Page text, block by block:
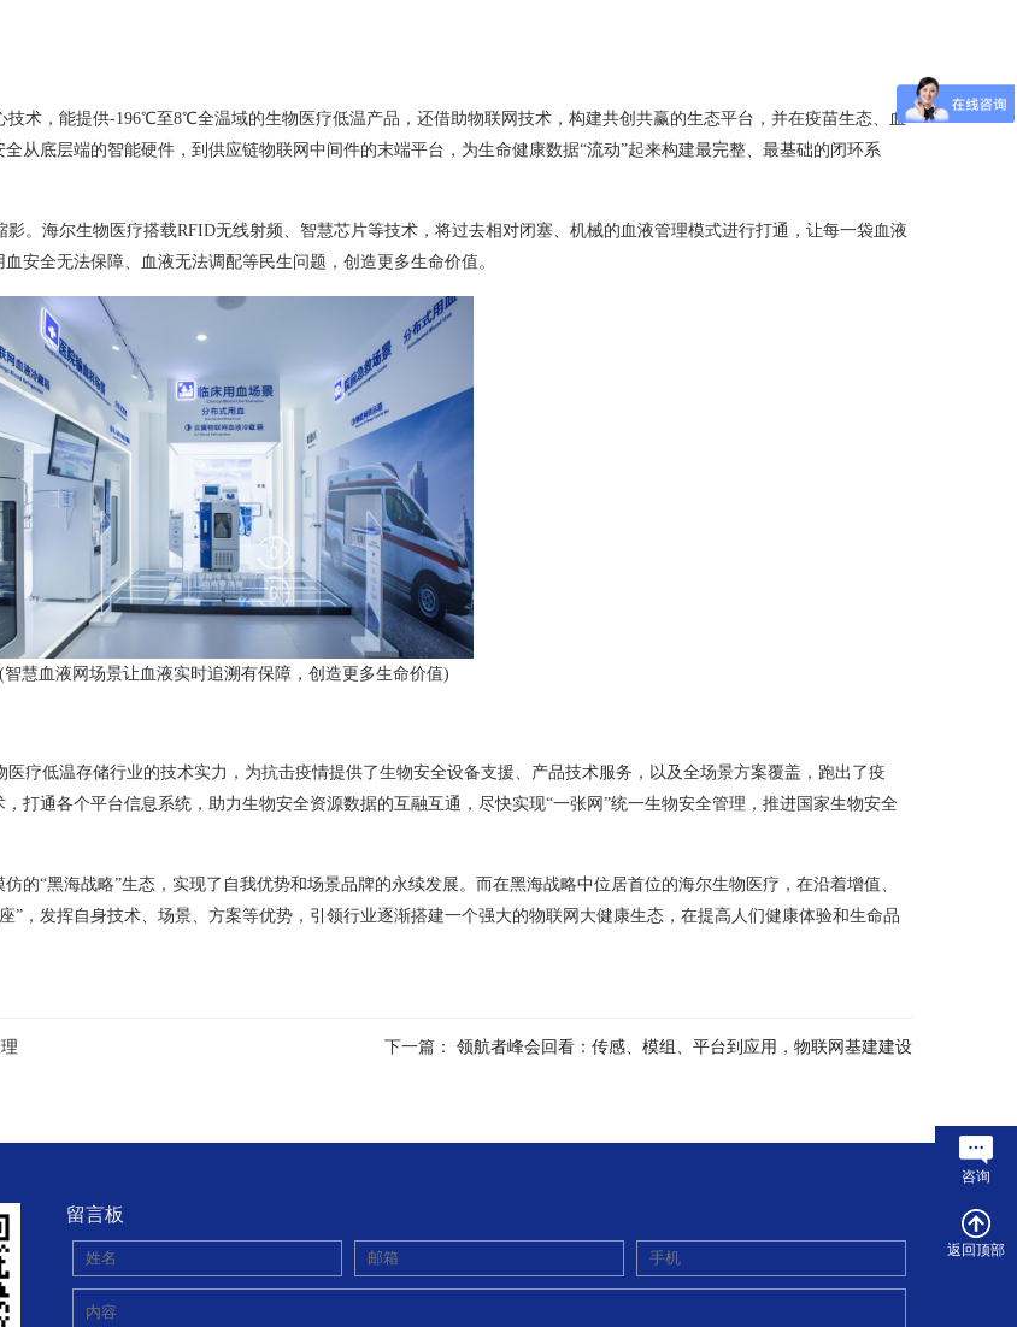
术，能提供-196℃至8℃全温域的生物医疗低温产品，还借助物联网技术，构建共创共赢的生态平台，并在疫苗生态、血
从底层端的智能硬件，到供应链物联网中间件的末端平台，为生命健康数据“流动”起来构建最完整、最基础的闭环系
。海尔生物医疗搭载RFID无线射频、智慧芯片等技术，将过去相对闭塞、机械的血液管理模式进行打通，让每一袋血液
安全无法保障、血液无法调配等民生问题，创造更多生命价值。
(智慧血液网场景让血液实时追溯有保障，创造更多生命价值)
疗低温存储行业的技术实力，为抗击疫情提供了生物安全设备支援、产品技术服务，以及全场景方案覆盖，跑出了疫
打通各个平台信息系统，助力生物安全资源数据的互融互通，尽快实现“一张网”统一生物安全管理，推进国家生物安全
的“黑海战略”生态，实现了自我优势和场景品牌的永续发展。而在黑海战略中位居首位的海尔生物医疗，在沿着增值、
”，发挥自身技术、场景、方案等优势，引领行业逐渐搭建一个强大的物联网大健康生态，在提高人们健康体验和生命品
下一篇： 领航者峰会回看：传感、模组、平台到应用，物联网基建建设
留言板
咨询
返回顶部